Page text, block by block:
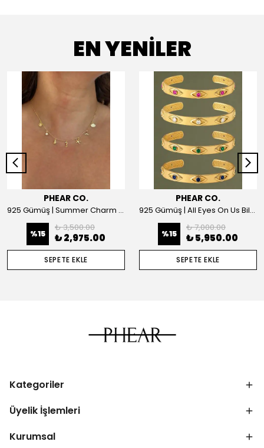
EN YENİLER
PHEAR CO.
925 Gümüş | Summer Charm Kolye
%15
₺ 3,500.00
₺ 2,975.00
SEPETE EKLE
PHEAR CO.
925 Gümüş | All Eyes On Us Bilezik
%15
₺ 7,000.00
₺ 5,950.00
SEPETE EKLE
Kategoriler
Üyelik İşlemleri
Kurumsal